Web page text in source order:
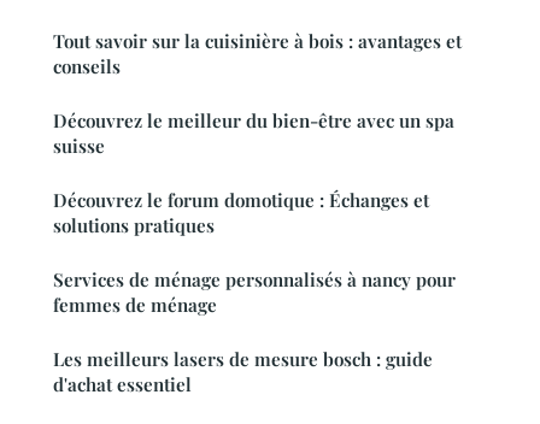
Tout savoir sur la cuisinière à bois : avantages et
conseils
Découvrez le meilleur du bien-être avec un spa
suisse
Découvrez le forum domotique : Échanges et
solutions pratiques
Services de ménage personnalisés à nancy pour
femmes de ménage
Les meilleurs lasers de mesure bosch : guide
d'achat essentiel